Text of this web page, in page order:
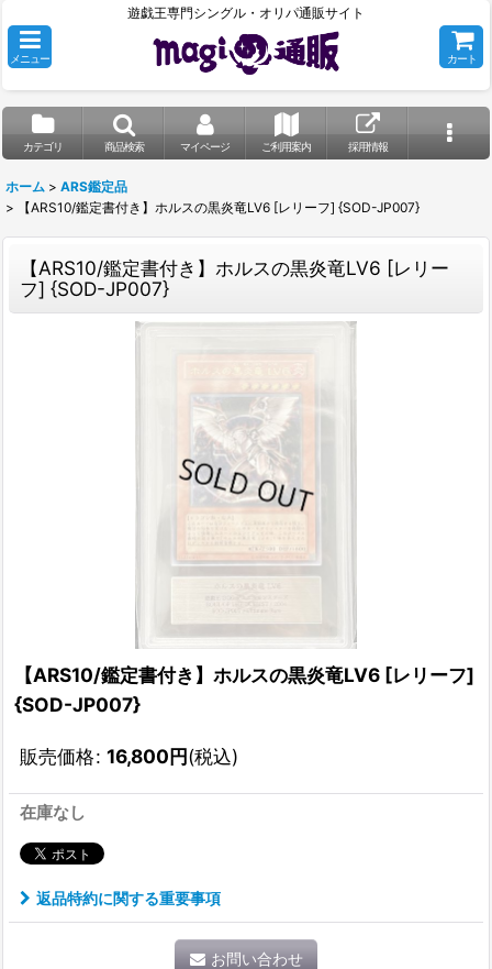
遊戯王専門シングル・オリパ通販サイト
メニュー カート
カテゴリ 商品検索 マイページ ご利用案内 採用情報
ホーム > ARS鑑定品
>
【ARS10/鑑定書付き】ホルスの黒炎竜LV6 [レリーフ] {SOD-JP007}
【ARS10/鑑定書付き】ホルスの黒炎竜LV6 [レリー
フ] {SOD-JP007}
【ARS10/鑑定書付き】ホルスの黒炎竜LV6 [レリーフ]
{SOD-JP007}
販売価格: 16,800円(税込)
在庫なし
返品特約に関する重要事項
お問い合わせ